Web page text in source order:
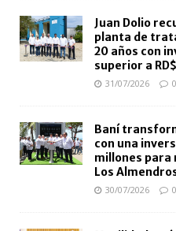
Juan Dolio
planta de
20 años con
superior a
31/07/2026 0
Baní
con una
millones para
Los
30/07/2026 0